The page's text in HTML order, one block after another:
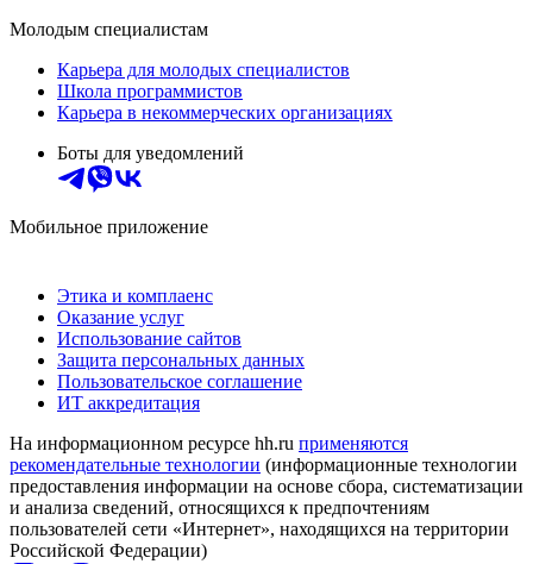
Молодым специалистам
Карьера для молодых специалистов
Школа программистов
Карьера в некоммерческих организациях
Боты для уведомлений
Мобильное приложение
Этика и комплаенс
Оказание услуг
Использование сайтов
Защита персональных данных
Пользовательское соглашение
ИТ аккредитация
На информационном ресурсе hh.ru применяются
рекомендательные технологии (информационные технологии
предоставления информации на основе сбора, систематизации
и анализа сведений, относящихся к предпочтениям
пользователей сети «Интернет», находящихся на территории
Российской Федерации)